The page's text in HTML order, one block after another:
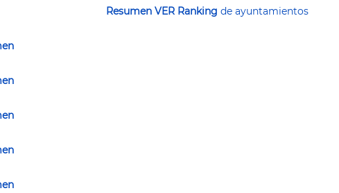
Resumen VER Ranking de ayuntamientos